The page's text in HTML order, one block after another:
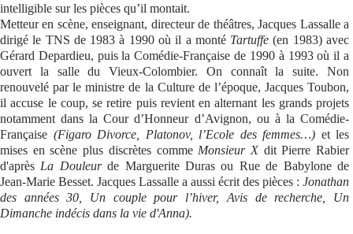
intelligible sur les pièces qu’il montait.
Metteur en scène, enseignant, directeur de théâtres, Jacques Lassalle a
dirigé le TNS de 1983 à 1990 où il a monté Tartuffe(en 1983) avec
Gérard Depardieu, puis la Comédie-Française de 1990 à 1993 où il a
ouvert la salle du Vieux-Colombier. On connaît la suite. Non
renouvelé par le ministre de la Culture de l’époque, Jacques Toubon,
il accuse le coup, se retire puis revient en alternant les grands projets
notamment dans la Cour d’Honneur d’Avignon, ou à la Comédie-
Française (Figaro Divorce, Platonov, l’Ecole des femmes…) et les
mises en scène plus discrètes comme Monsieur X dit Pierre Rabier
d'après La Douleurde Marguerite Duras ou Rue de Babylone de
Jean-Marie Besset. Jacques Lassalle a aussi écrit des pièces : Jonathan
des années 30, Un couple pour l’hiver, Avis de recherche, Un
Dimanche indécis dans la vie d'Anna).